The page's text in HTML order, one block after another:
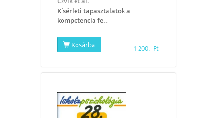
Kísérleti tapasztalatok a
kompetencia fe...
Kosárba 1 200.- Ft